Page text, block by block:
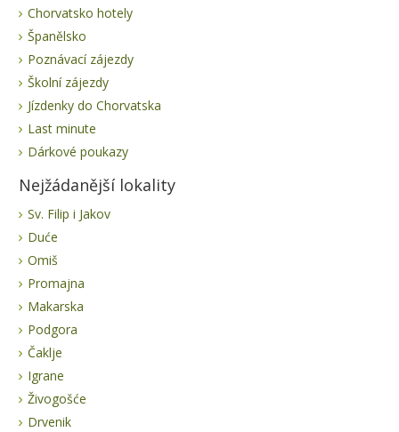
Chorvatsko hotely
Španělsko
Poznávací zájezdy
Školní zájezdy
Jízdenky do Chorvatska
Last minute
Dárkové poukazy
Nejžádanější lokality
Sv. Filip i Jakov
Duće
Omiš
Promajna
Makarska
Podgora
Čaklje
Igrane
Živogošće
Drvenik